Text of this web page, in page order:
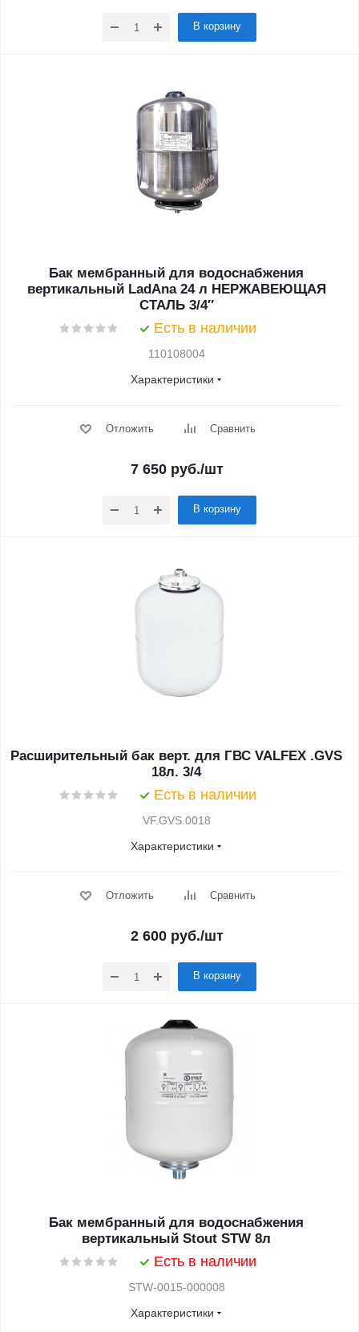
В корзину
Бак мембранный для водоснабжения
вертикальный LadAna 24 л НЕРЖАВЕЮЩАЯ
СТАЛЬ 3/4″
Есть в наличии
110108004
Характеристики
Отложить Сравнить
7 650руб./шт
В корзину
Расширительный бак верт. для ГВС VALFEX .GVS
18л. 3/4
Есть в наличии
VF.GVS.0018
Характеристики
Отложить Сравнить
2 600руб./шт
В корзину
Бак мембранный для водоснабжения
вертикальный Stout STW 8л
Есть в наличии
STW-0015-000008
Характеристики